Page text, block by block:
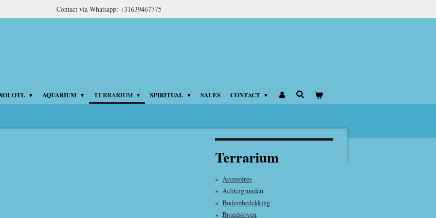
Contact via Whatsapp: +31639467775
AQUARIUM TERRARIUM SPIRITUAL SALES CONTACT
Terrarium
Accesoires
Achtergronden
Bodembedekking
Broedstoven